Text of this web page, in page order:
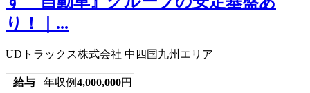
り！｜...
UDトラックス株式会社 中四国九州エリア
給与 年収例4,000,000円